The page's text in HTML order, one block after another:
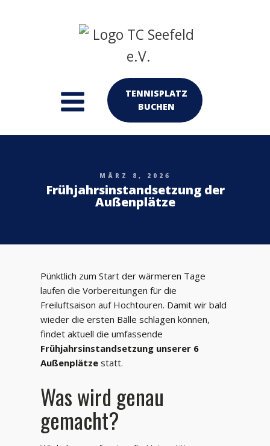
TENNISPLATZ
BUCHEN
MÄRZ 8, 2026
Frühjahrsinstandsetzung der
Außenplätze
Pünktlich zum Start der wärmeren Tage
laufen die Vorbereitungen für die
Freiluftsaison auf Hochtouren. Damit wir bald
wieder die ersten Bälle schlagen können,
findet aktuell die umfassende
Frühjahrsinstandsetzung unserer 6
Außenplätze statt.
Was wird genau
gemacht?